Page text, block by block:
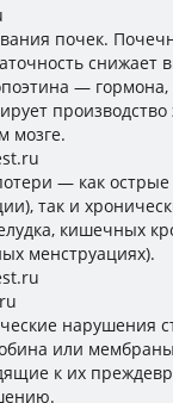
почек.
снижает
— гормона,
мозге.
— как
так и
кишечных
менструациях).
нарушения
или
к их